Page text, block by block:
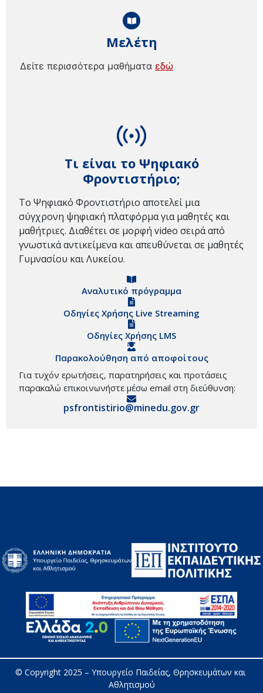
Τι είναι το Ψηφιακό
Φροντιστήριο;
Το Ψηφιακό Φροντιστήριο αποτελεί μια
σύγχρονη ψηφιακή πλατφόρμα για μαθητές και
μαθήτριες. Διαθέτει σε μορφή video σειρά από
γνωστικά αντικείμενα και απευθύνεται σε μαθητές
Γυμνασίου και Λυκείου.
Αναλυτικό πρόγραμμα
Οδηγίες Χρήσης Live Streaming
Οδηγίες Χρήσης LMS
Παρακολούθηση από αποφοίτους
Για τυχόν ερωτήσεις, παρατηρήσεις και προτάσεις
παρακαλώ επικοινωνήστε μέσω email στη διεύθυνση:
psfrontistirio@minedu.gov.gr
Μελέτη
Δείτε περισσότερα μαθήματα εδώ
© Copyright 2025 – Υπουργείο Παιδείας, Θρησκευμάτων και
Αθλητισμού